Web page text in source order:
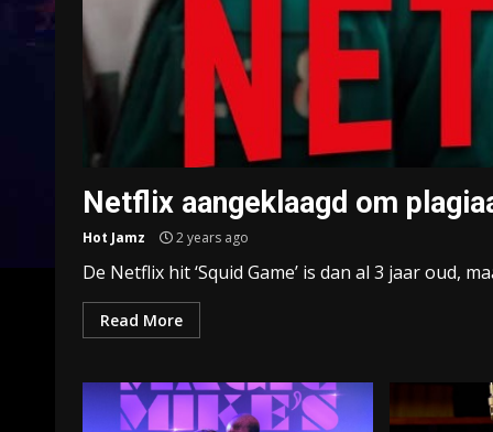
Netflix aangeklaagd om
Hot Jamz 2 years ago
De Netflix hit ‘Squid Game’ is dan al 3 jaar oud,
Read More